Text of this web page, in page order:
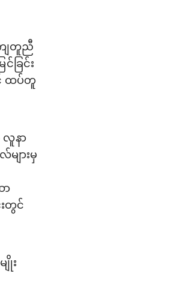
ျတူညီ
ခြင်း
ထပ်တူ
လူနာ
ျားမှ
ာ
တွင်
း